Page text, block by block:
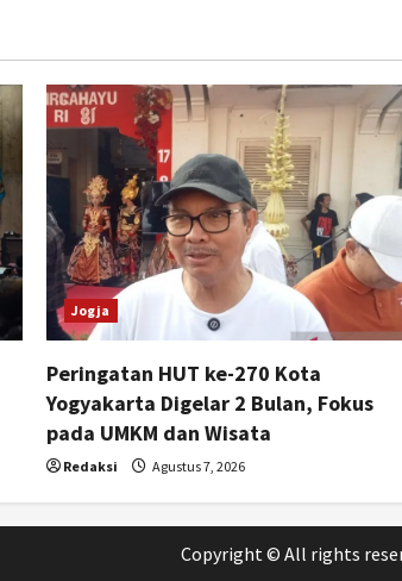
Jogja
Peringatan HUT ke-270 Kota
Yogyakarta Digelar 2 Bulan, Fokus
pada UMKM dan Wisata
Redaksi Agustus 7, 2026
Copyright © All rights